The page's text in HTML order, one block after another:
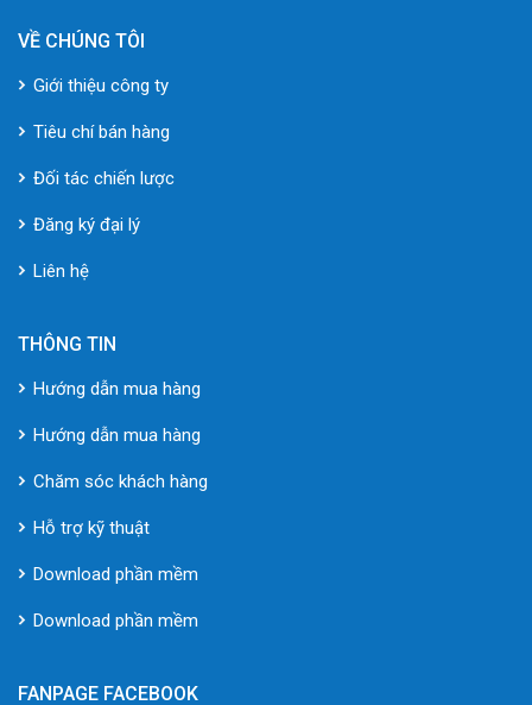
VỀ CHÚNG TÔI
Giới thiệu công ty
Tiêu chí bán hàng
Đối tác chiến lược
Đăng ký đại lý
Liên hệ
THÔNG TIN
Hướng dẫn mua hàng
Hướng dẫn mua hàng
Chăm sóc khách hàng
Hỗ trợ kỹ thuật
Download phần mềm
Download phần mềm
FANPAGE FACEBOOK